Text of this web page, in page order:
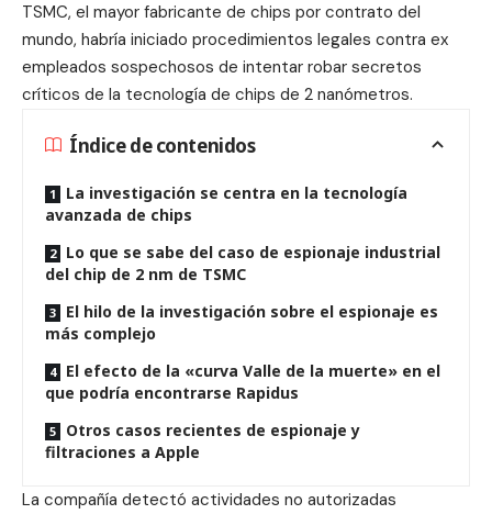
TSMC, el mayor fabricante de chips por contrato del
mundo, habría iniciado procedimientos legales contra ex
empleados sospechosos de intentar robar secretos
críticos de la tecnología de chips de 2 nanómetros.
Índice de contenidos
La investigación se centra en la tecnología
avanzada de chips
Lo que se sabe del caso de espionaje industrial
del chip de 2 nm de TSMC
El hilo de la investigación sobre el espionaje es
más complejo
El efecto de la «curva Valle de la muerte» en el
que podría encontrarse Rapidus
Otros casos recientes de espionaje y
filtraciones a Apple
La compañía detectó actividades no autorizadas